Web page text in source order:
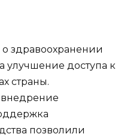
здравоохранении
улучшение доступа к
страны.
внедрение
позволили